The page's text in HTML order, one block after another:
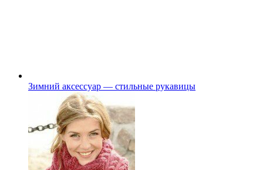
Зимний аксессуар — стильные рукавицы